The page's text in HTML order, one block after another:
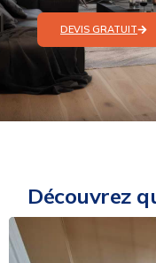
DEVIS GRATUIT
Découvrez